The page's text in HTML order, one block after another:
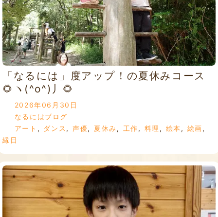
「なるには」度アップ！の夏休みコース
🌻ヽ(^o^)丿🌻
2026年06月30日
なるにはブログ
アート , ダンス , 声優, 夏休み , 工作, 料理 , 絵本 , 絵画,
縁日